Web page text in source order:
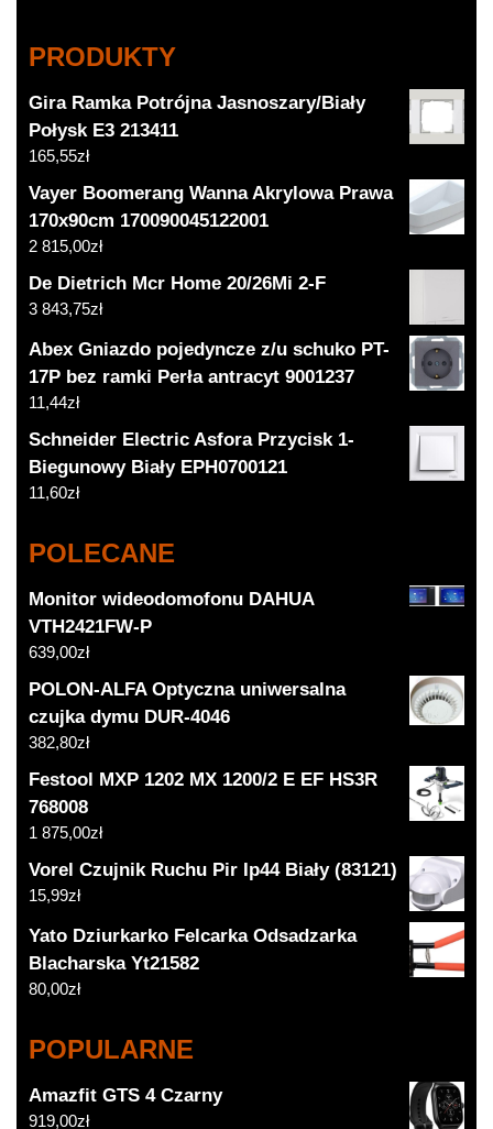
PRODUKTY
Gira Ramka Potrójna Jasnoszary/Biały
Połysk E3 213411
165,55zł
Vayer Boomerang Wanna Akrylowa Prawa
170x90cm 170090045122001
2 815,00zł
De Dietrich Mcr Home 20/26Mi 2-F
3 843,75zł
Abex Gniazdo pojedyncze z/u schuko PT-
17P bez ramki Perła antracyt 9001237
11,44zł
Schneider Electric Asfora Przycisk 1-
Biegunowy Biały EPH0700121
11,60zł
POLECANE
Monitor wideodomofonu DAHUA
VTH2421FW-P
639,00zł
POLON-ALFA Optyczna uniwersalna
czujka dymu DUR-4046
382,80zł
Festool MXP 1202 MX 1200/2 E EF HS3R
768008
1 875,00zł
Vorel Czujnik Ruchu Pir Ip44 Biały (83121)
15,99zł
Yato Dziurkarko Felcarka Odsadzarka
Blacharska Yt21582
80,00zł
POPULARNE
Amazfit GTS 4 Czarny
919,00zł